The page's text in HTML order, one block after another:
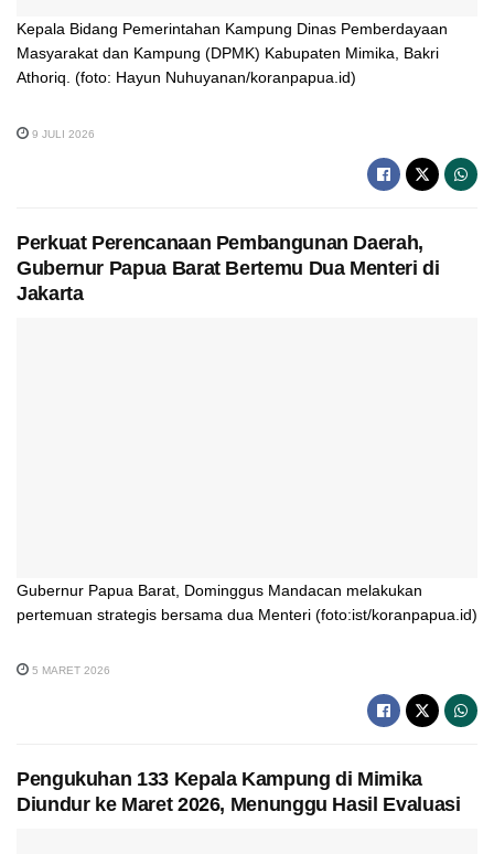
Kepala Bidang Pemerintahan Kampung Dinas Pemberdayaan
Masyarakat dan Kampung (DPMK) Kabupaten Mimika, Bakri
Athoriq. (foto: Hayun Nuhuyanan/koranpapua.id)
9 JULI 2026
Perkuat Perencanaan Pembangunan Daerah,
Gubernur Papua Barat Bertemu Dua Menteri di
Jakarta
Gubernur Papua Barat, Dominggus Mandacan melakukan
pertemuan strategis bersama dua Menteri (foto:ist/koranpapua.id)
5 MARET 2026
Pengukuhan 133 Kepala Kampung di Mimika
Diundur ke Maret 2026, Menunggu Hasil Evaluasi